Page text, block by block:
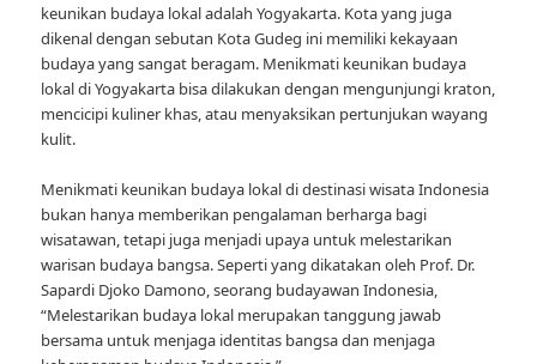
keunikan budaya lokal adalah Yogyakarta. Kota yang juga
dikenal dengan sebutan Kota Gudeg ini memiliki kekayaan
budaya yang sangat beragam. Menikmati keunikan budaya
lokal di Yogyakarta bisa dilakukan dengan mengunjungi kraton,
mencicipi kuliner khas, atau menyaksikan pertunjukan wayang
kulit.
Menikmati keunikan budaya lokal di destinasi wisata Indonesia
bukan hanya memberikan pengalaman berharga bagi
wisatawan, tetapi juga menjadi upaya untuk melestarikan
warisan budaya bangsa. Seperti yang dikatakan oleh Prof. Dr.
Sapardi Djoko Damono, seorang budayawan Indonesia,
“Melestarikan budaya lokal merupakan tanggung jawab
bersama untuk menjaga identitas bangsa dan menjaga